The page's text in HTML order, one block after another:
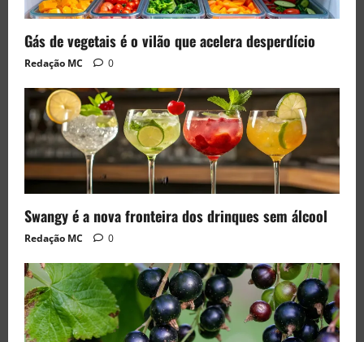
Gás de vegetais é o vilão que acelera desperdício
Redação MC 0
Swangy é a nova fronteira dos drinques sem álcool
Redação MC 0